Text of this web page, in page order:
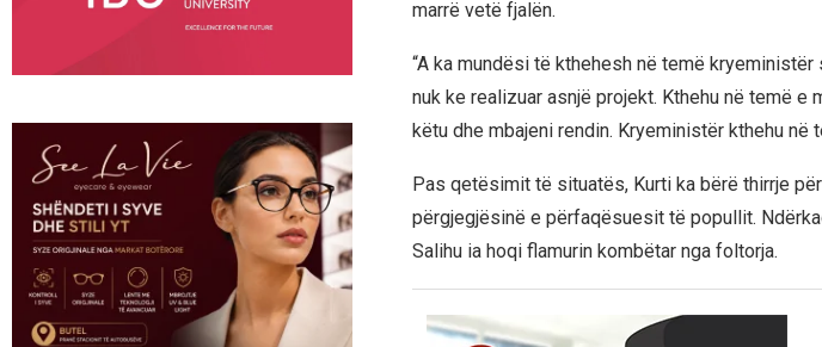
marrë vetë fjalën.
“A ka mundësi të kthehesh në temë
nuk ke realizuar asnjë projekt. Kthehu në temë
këtu dhe mbajeni rendin. Kryeministër kthehu në
Pas qetësimit të situatës, Kurti ka bërë thirrje
përgjegjësinë e përfaqësuesit të popullit.
Salihu ia hoqi flamurin kombëtar nga foltorja.